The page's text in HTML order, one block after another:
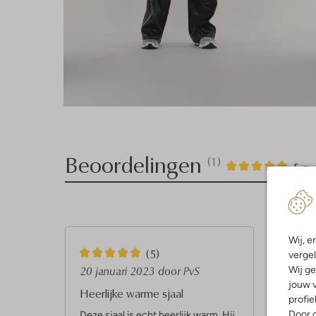
Wij,
Wij
jouw
Beoordelingen (1) 5/5
1
5
5
S
t
e
(5)
20 januari 2023 door PvS
Heerlijke warme sjaal